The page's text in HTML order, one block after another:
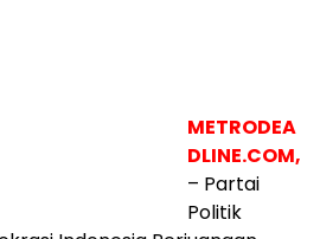
METRODEA
DLINE.COM,
– Partai
Politik